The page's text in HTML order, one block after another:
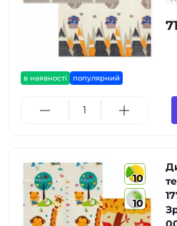
в наявності популярний
10
10